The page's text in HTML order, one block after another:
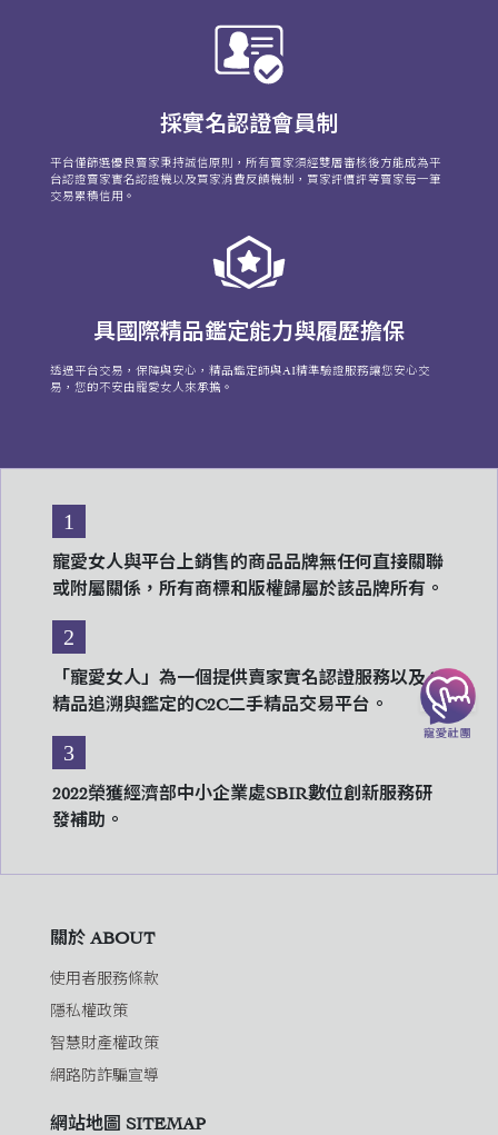
採實名認證會員制
平台僅篩選優良賣家秉持誠信原則，所有賣家須經雙層審核後方能成為平
台認證賣家實名認證機以及買家消費反饋機制，買家評價評等賣家每一筆
交易累積信用。
具國際精品鑑定能力與履歷擔保
透過平台交易，保障與安心，精品鑑定師與AI精準驗證服務讓您安心交
易，您的不安由寵愛女人來承擔。
1
寵愛女人與平台上銷售的商品品牌無任何直接關聯
或附屬關係，所有商標和版權歸屬於該品牌所有。
2
「寵愛女人」為一個提供賣家實名認證服務以及AI
精品追溯與鑑定的C2C二手精品交易平台。
3
2022榮獲經濟部中小企業處SBIR數位創新服務研
發補助。
關於 ABOUT
使用者服務條款
隱私權政策
智慧財產權政策
網路防詐騙宣導
網站地圖 SITEMAP